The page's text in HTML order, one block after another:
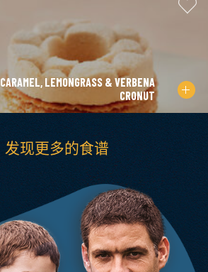
CARAMEL, LEMONGRASS & VERBENA
CRONUT
发现更多的食谱